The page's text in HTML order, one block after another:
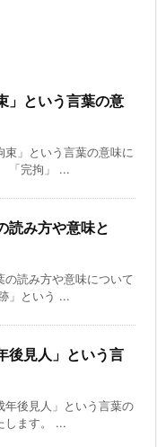
」という言葉の意
」という言葉の意味に
「完拘」 ...
読み方や意味と
読み方や意味について
」という ...
後見人」という言
年後見人」という言葉の
します。 ...